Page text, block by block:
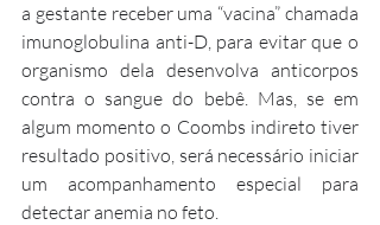
a gestante receber uma “vacina” chamada
imunoglobulina anti-D, para evitar que o
organismo dela desenvolva anticorpos
contra o sangue do bebê. Mas, se em
algum momento o Coombs indireto tiver
resultado positivo, será necessário iniciar
um acompanhamento especial para
detectar anemia no feto.